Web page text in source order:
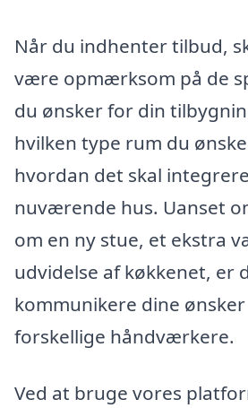
Når du indhenter tilbud,
være opmærksom på de
du ønsker for din
hvilken type rum du
hvordan det skal
nuværende hus. Uanset
om en ny stue, et ekstra
udvidelse af køkkenet, er
kommunikere dine
forskellige håndværkere.
Ved at bruge vores